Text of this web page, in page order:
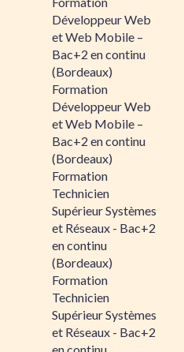
Développeur Web
et Web Mobile –
Bac+2 en continu
(Bordeaux)
Formation
Développeur Web
et Web Mobile –
Bac+2 en continu
(Bordeaux)
Formation
Technicien
Supérieur Systèmes
et Réseaux - Bac+2
en continu
(Bordeaux)
Formation
Technicien
Supérieur Systèmes
et Réseaux - Bac+2